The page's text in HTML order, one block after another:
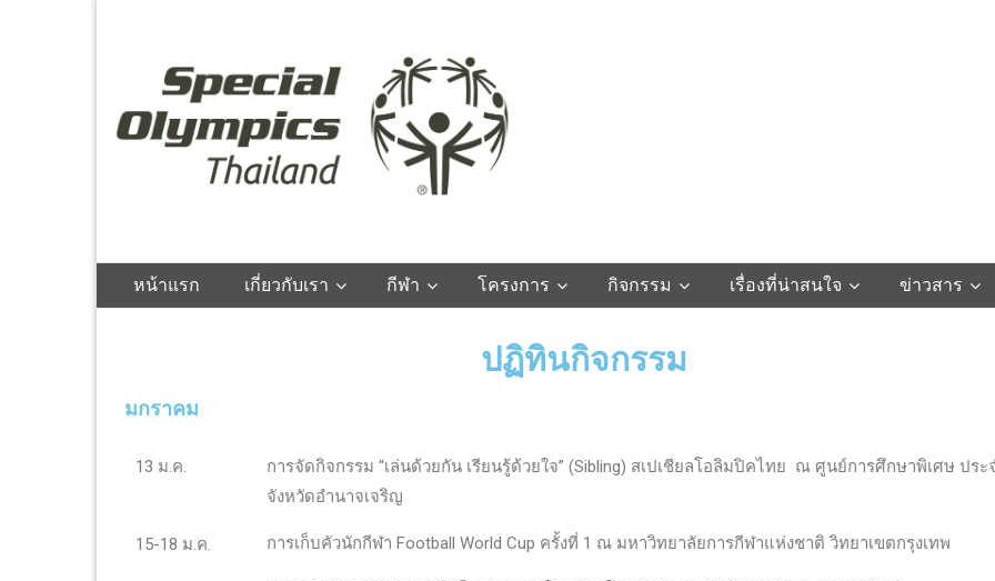
Thailand
หน้าแรก เกี่ยวกับเรา กีฬา โครงการ กิจกรรม เรื่องที่น่าสนใจ ข่าวสาร
ปฏิทินกิจกรรม
มกราคม
13 ม.ค.
15-18 ม.ค.
การจัดกิจกรรม “เล่นด้วยกัน เรียนรู้ด้วยใจ” (Sibling) สเปเชียลโอลิมปิคไทย ณ ศูนย์การศึกษาพิเศษ ประ
จังหวัดอำนาจเจริญ
การเก็บคัวนักกีฬา Football World Cup ครั้งที่ 1 ณ มหาวิทยาลัยการกีฬาแห่งชาติ วิทยาเขตกรุงเทพ